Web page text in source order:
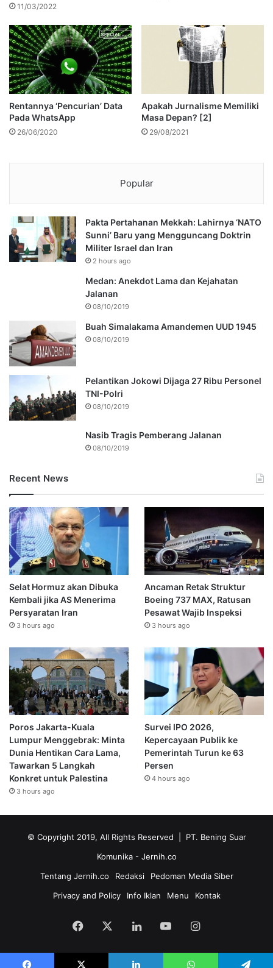
11/03/2022
Rentannya ‘Pencurian’ Data
Pada WhatsApp
26/06/2020
Apakah Jurnalisme Memiliki
Masa Depan? [2]
29/08/2021
Popular
Pakta Pertahanan Mekkah: Lahirnya ‘NATO
Sunni’ Baru yang Mengguncang Doktrin
Militer Israel dan Iran
2 hours ago
Medan: Anekdot Lama dan Kejahatan
Jalanan
08/10/2019
Buah Simalakama Amandemen UUD 1945
08/10/2019
Pelantikan Jokowi Dijaga 27 Ribu Personel
TNI-Polri
08/10/2019
Nasib Tragis Pemberang Jalanan
08/10/2019
Recent News
Selat Hormuz akan Dibuka
Kembali jika AS Menerima
Persyaratan Iran
3 hours ago
Ancaman Retak Struktur
Boeing 737 MAX, Ratusan
Pesawat Wajib Inspeksi
3 hours ago
Poros Jakarta-Kuala
Lumpur Menggebrak: Minta
Dunia Hentikan Cara Lama,
Tawarkan 5 Langkah
Konkret untuk Palestina
3 hours ago
Survei IPO 2026,
Kepercayaan Publik ke
Pemerintah Turun ke 63
Persen
4 hours ago
© Copyright 2019, All Rights Reserved | PT. Bening Suar
Komunika - Jernih.co
Tentang Jernih.co
Redaksi
Pedoman Media Siber
Privacy and Policy
Info Iklan Menu Kontak
Facebook LinkedInYouTubeInstagram